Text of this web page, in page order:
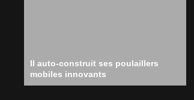
Il auto-construit ses poulaillers
mobiles innovants